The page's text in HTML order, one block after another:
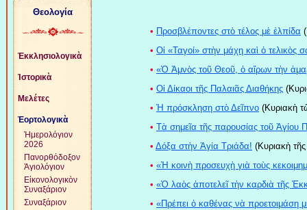
Θεολογία
Ἐκκλησιολογικὰ
Ἱστορικὰ
Μελέτες
Ἑορτολογικὰ
Ἡμερολόγιον
2026
Πανορθόδοξον
Ἁγιολόγιον
Εἰκονολογικὸν
Συναξάριον
Συναξάριον
• Προσβλέποντες στὸ τέλος μὲ ἐλπίδα
• Οἱ «Ταγοί» στὴν μάχη καὶ ὁ τελικὸς
• «Ὁ Ἀμνὸς τοῦ Θεοῦ, ὁ αἴρων τὴν
• Οἱ Δίκαοι τῆς Παλαιᾶς Διαθήκης
• Ἡ πρόσκληση στὸ Δεῖπνο (Κυριακὴ
• Τὰ σημεῖα τῆς παρουσίας τοῦ Ἁγίου
• Δόξα στὴν Ἁγία Τριάδα! (Κυριακὴ
• «Ἡ κοινὴ προσευχὴ γιὰ τοὺς
• «Ὁ λαὸς ἀποτελεῖ τὴν καρδιὰ τῆς
• «Πρέπει ὁ καθένας νὰ προετοιμάση